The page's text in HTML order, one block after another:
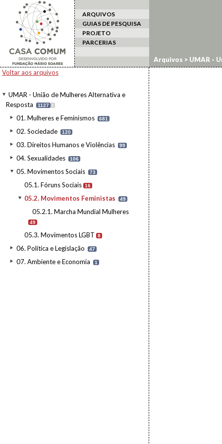
ARQUIVOS
GUIAS DE PESQUISA
PROJETO
PARCERIAS
Voltar aos arquivos
UMAR - União de Mulheres Alternativa e
Resposta
1127 I
01. Mulheres e Feminismos 681
02. Sociedade 120
03. Direitos Humanos e Violências 99
04. Sexualidades 106
05. Movimentos Sociais 73
05.1. Fóruns Sociais 16
05.2. Movimentos Feministas 49
05.2.1. Marcha Mundial Mulheres
49
05.3. Movimentos LGBT 8
06. Política e Legislação 47
07. Ambiente e Economia 1
Arquivos > UMAR -